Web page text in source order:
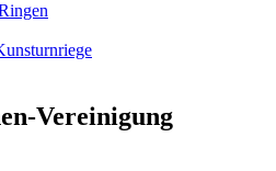
Vereinigung